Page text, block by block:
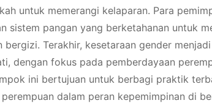
untuk memerangi kelaparan. Para
sistem pangan yang berketahanan untuk
Terakhir, kesetaraan gender
dengan fokus pada pemberdayaan
ini bertujuan untuk berbagi praktik
dalam peran kepemimpinan di